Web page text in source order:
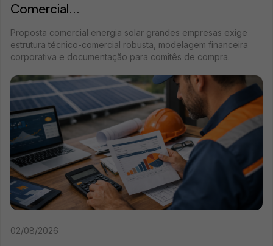
Comercial...
Proposta comercial energia solar grandes empresas exige
estrutura técnico-comercial robusta, modelagem financeira
corporativa e documentação para comitês de compra.
02/08/2026